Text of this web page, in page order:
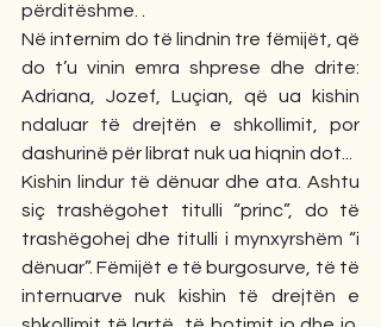
përditëshme. .
Në internim do të lindnin tre fëmijët, që
do t’u vinin emra shprese dhe drite:
Adriana, Jozef, Luçian, që ua kishin
ndaluar të drejtën e shkollimit, por
dashurinë për librat nuk ua hiqnin dot...
Kishin lindur të dënuar dhe ata. Ashtu
siç trashëgohet titulli “princ”, do të
trashëgohej dhe titulli i mynxyrshëm “i
dënuar”. Fëmijët e të burgosurve, të të
internuarve nuk kishin të drejtën e